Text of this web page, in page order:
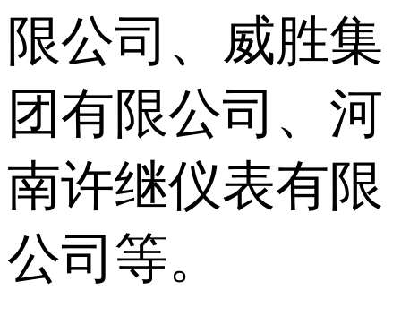
限公司、威胜集
团有限公司、河
南许继仪表有限
公司等。